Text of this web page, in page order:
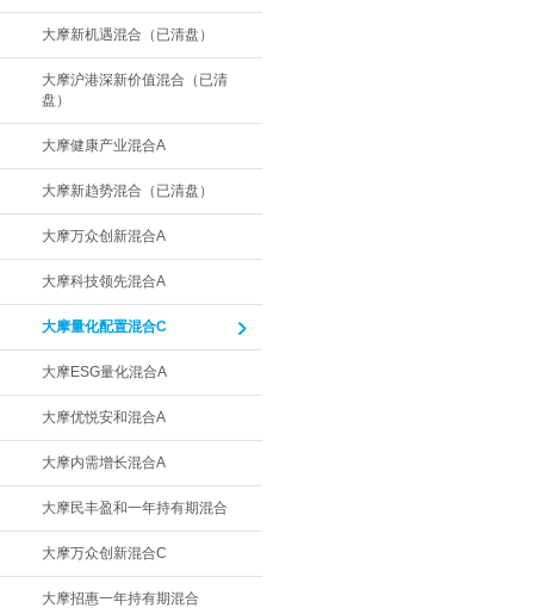
大摩新机遇混合（已清盘）
大摩沪港深新价值混合（已清
盘）
大摩健康产业混合A
大摩新趋势混合（已清盘）
大摩万众创新混合A
大摩科技领先混合A
大摩量化配置混合C
大摩ESG量化混合A
大摩优悦安和混合A
大摩内需增长混合A
大摩民丰盈和一年持有期混合
大摩万众创新混合C
大摩招惠一年持有期混合